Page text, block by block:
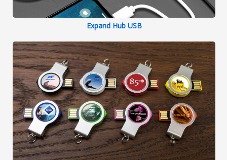
Expand Hub USB